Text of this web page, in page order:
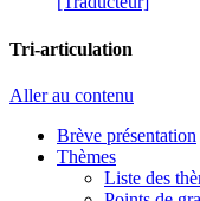
Tri-articulation
Aller au contenu
Brève présentation
Thèmes
Liste des